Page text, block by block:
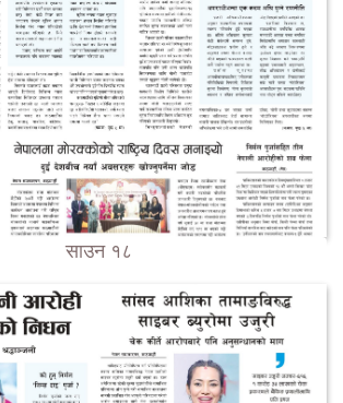
साउन १८